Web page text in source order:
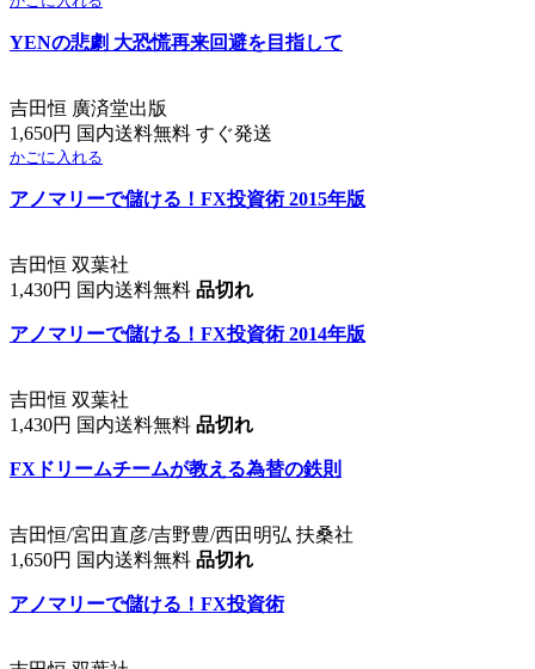
YENの悲劇 大恐慌再来回避を目指して
吉田恒 廣済堂出版
1,650円 国内送料無料 すぐ発送
かごに入れる
アノマリーで儲ける！FX投資術 2015年版
吉田恒 双葉社
1,430円 国内送料無料 品切れ
アノマリーで儲ける！FX投資術 2014年版
吉田恒 双葉社
1,430円 国内送料無料 品切れ
FXドリームチームが教える為替の鉄則
吉田恒/宮田直彦/吉野豊/西田明弘 扶桑社
1,650円 国内送料無料 品切れ
アノマリーで儲ける！FX投資術